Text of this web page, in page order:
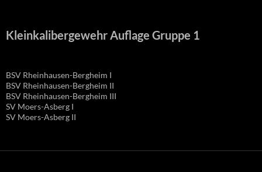
Kleinkalibergewehr Auflage Gruppe 1
BSV Rheinhausen-Bergheim I
BSV Rheinhausen-Bergheim II
BSV Rheinhausen-Bergheim III
SV Moers-Asberg I
SV Moers-Asberg II